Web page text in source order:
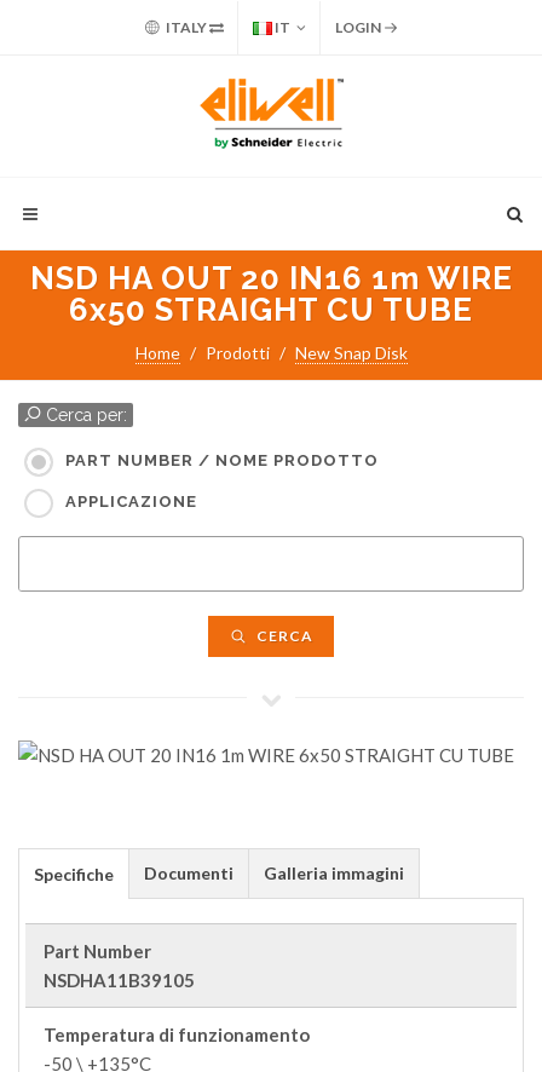
ITALY IT LOGIN
NSD HA OUT 20 IN16 1m WIRE
6x50 STRAIGHT CU TUBE
Home Prodotti New Snap Disk
Cerca per:
PART NUMBER / NOME PRODOTTO
APPLICAZIONE
CERCA
Specifiche Documenti Galleria immagini
Part Number
NSDHA11B39105
Temperatura di funzionamento
-50 \ +135°C